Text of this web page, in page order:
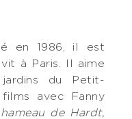
en 1986, il est
à Paris. Il aime
du Petit-
avec Fanny
de Hardt,